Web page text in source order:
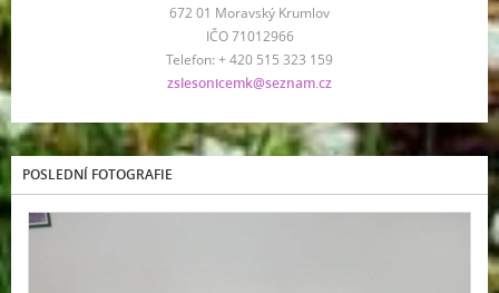
672 01 Moravský Krumlov
IČO 71012966
Telefon: + 420 515 323 159
zslesonicemk@seznam.cz
POSLEDNÍ FOTOGRAFIE